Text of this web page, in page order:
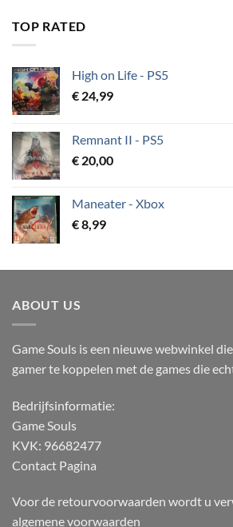
TOP RATED
High on Life - PS5
€ 24,99
Remnant II - PS5
€ 20,00
Maneater - Xbox
€8,99
ABOUT US
Game Souls is een nieuwe webwinkel
gamer te koppelen met de games die
Bedrijfsinformatie:
Game Souls
KVK: 96682477
Contact Pagina
Voor de retourvoorwaarden wordt u
algemene voorwaarden